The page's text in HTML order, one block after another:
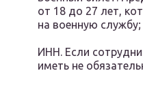
от 18 до 27 лет,
на военную службу;
ИНН. Если
иметь не